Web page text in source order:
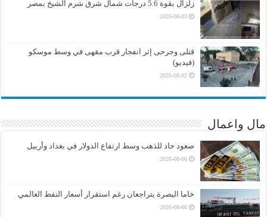
زلزال بقوة 5.6 درجات شمال شرق شرم الشيخ بمصر
2026-08-03
قتلى وجرحى إثر انفجار قرب مقهى في وسط موسكو
(فيديو)
2026-08-02
مال واعمال
صعود حاد للذهب وسط ارتفاع الدولار في بغداد وأربيل
2026-08-06
خاما البصرة يتراجعان رغم استقرار أسعار النفط العالمي
2026-08-06